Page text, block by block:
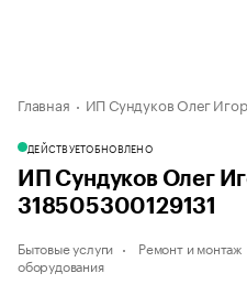
Главная ИП Сундуков Олег
ДЕЙСТВУЕТОБНОВЛЕНО
ИП Сундуков Олег
318505300129131
Бытовые услуги Ремонт и монтаж
оборудования